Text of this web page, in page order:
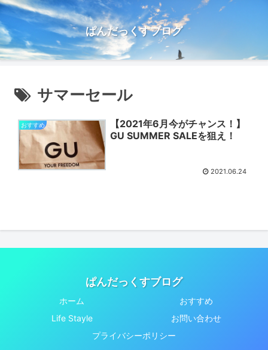
ぱんだっくすブログ
サマーセール
おすすめ
【2021年6月今がチャンス！】
GU SUMMER SALEを狙え！
2021.06.24
ぱんだっくすブログ
ホーム
おすすめ
Life Stayle
お問い合わせ
プライバシーポリシー